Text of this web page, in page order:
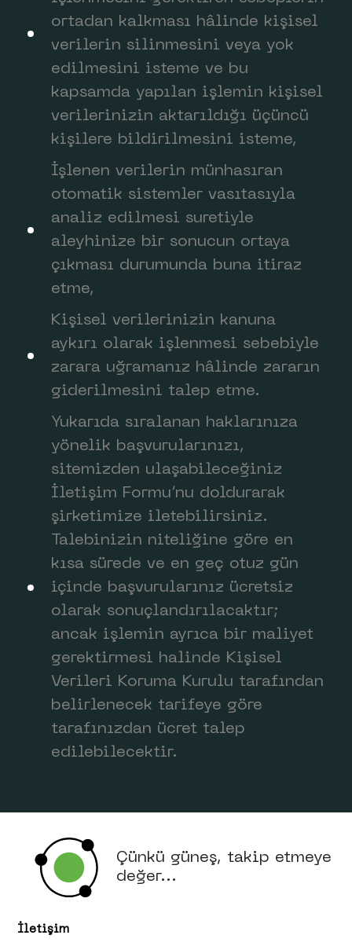
ortadan kalkması hâlinde kişisel
verilerin silinmesini veya yok
edilmesini isteme ve bu
kapsamda yapılan işlemin kişisel
verilerinizin aktarıldığı üçüncü
kişilere bildirilmesini isteme,
İşlenen verilerin münhasıran
otomatik sistemler vasıtasıyla
analiz edilmesi suretiyle
aleyhinize bir sonucun ortaya
çıkması durumunda buna itiraz
etme,
Kişisel verilerinizin kanuna
aykırı olarak işlenmesi sebebiyle
zarara uğramanız hâlinde zararın
giderilmesini talep etme.
Yukarıda sıralanan haklarınıza
yönelik başvurularınızı,
sitemizden ulaşabileceğiniz
İletişim Formu’nu doldurarak
şirketimize iletebilirsiniz.
Talebinizin niteliğine göre en
kısa sürede ve en geç otuz gün
içinde başvurularınız ücretsiz
olarak sonuçlandırılacaktır;
ancak işlemin ayrıca bir maliyet
gerektirmesi halinde Kişisel
Verileri Koruma Kurulu tarafından
belirlenecek tarifeye göre
tarafınızdan ücret talep
edilebilecektir.
Çünkü güneş, takip etmeye
değer...
İletişim